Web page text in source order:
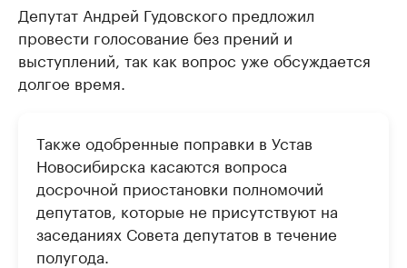
Депутат Андрей Гудовского предложил
провести голосование без прений и
выступлений, так как вопрос уже обсуждается
долгое время.
Также одобренные поправки в Устав
Новосибирска касаются вопроса
досрочной приостановки полномочий
депутатов, которые не присутствуют на
заседаниях Совета депутатов в течение
полугода.